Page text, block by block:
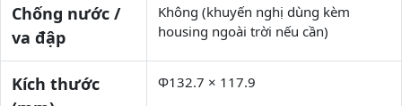
Chống nước /
va đập
Không (khuyến nghị dùng kèm
housing ngoài trời nếu cần)
Kích thước
Φ132.7 × 117.9